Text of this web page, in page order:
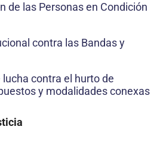
de las Personas en Condición
contra las Bandas y
contra el hurto de
y modalidades conexas